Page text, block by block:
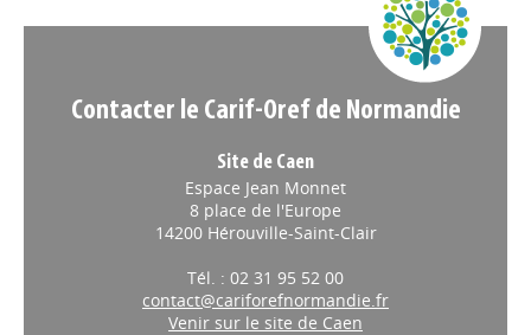
Contacter le Carif-Oref de Normandie
Site de Caen
Espace Jean Monnet
8 place de l'Europe
14200 Hérouville-Saint-Clair
Tél. : 02 31 95 52 00
contact@cariforefnormandie.fr
Venir sur le site de Caen